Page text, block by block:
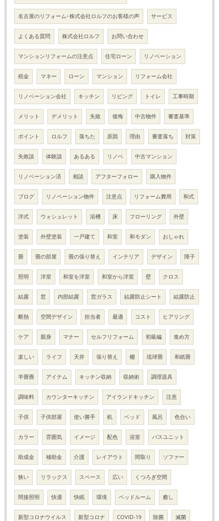
名古屋のリフォーム･株式会社ロルフのお客様の声 サービス
よくある質問 株式会社ロルフ お問い合わせ
マンションリフォームの注意点 住宅ローン リノベーション
税金 マネー ローン マンション リフォーム会社
リノベーション会社 キッチン リビング トイレ 工事時期
メリット デメリット 失敗 後悔 中古物件 審査基準
ポイント ロルフ 落ちた 原因 理由 審査落ち 対策
失敗談 体験談 あるある リノベ 中古マンション
リノベーション済 相談 アフターフォロー 購入物件
ブログ リノベーション物件 注意点 リフォーム費用 和式
洋式 ウォシュレット 浴槽 床 フローリング 外壁
塗装 外壁塗装 一戸建て 和室 和モダン おしゃれ
畳 畳の部屋 畳の張り替え インテリア デザイン 障子
照明 洋室 和室を洋室 和室から洋室 壁 クロス
結露 窓 内部結露 窓ガラス 結露防止シート 結露防止
断熱 空間デザイン 担当者 最適 コスト ヒアリング
ケア 親身 マナー セルフリフォーム 初級編 進め方
楽しい ライフ 天井 張り替え 棚 琉球畳 和紙畳
半畳畳 アイテム キッチン収納 収納術 調理器具
調味料 カウンターキッチン アイランドキッチン 注意
子供 子供部屋 使い勝手 机 ベッド 風呂 色合い
カラー 雰囲気 イメージ 配色 浴室 バスユニット
助成金 補助金 介護 レイアウト 間取り ソファー
狭い リラックス スペース 広い くつろぎ空間
間接照明 快適 快眠 環境 ベッドルーム 癒し
新型コロナウイルス 新型コロナ COVID-19 除菌 滅菌